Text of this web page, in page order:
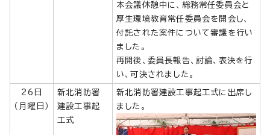
本会議休憩中に、総務常任委員会と
厚生環境教育常任委員会を開会し、
付託された案件について審議を行い
ました。
再開後、委員長報告、討論、表決を行
い、可決されました。
26日
（月曜日）
新北消防署
建設工事起
工式
新北消防署建設工事起工式に出席し
ました。